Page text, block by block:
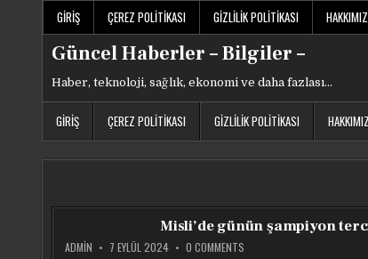
GIRIŞ ÇEREZ POLITIKASI GIZLILIK POLITIKASI
Güncel Haberler – Bilgiler –
Haber, teknoloji, sağlık, ekonomi ve daha fazlası…
GIRIŞ ÇEREZ POLITIKASI GIZLILIK POLITIKASI
Misli’de günün şampiyon
ADMIN 7 EYLÜL 2024 0 COMMENTS